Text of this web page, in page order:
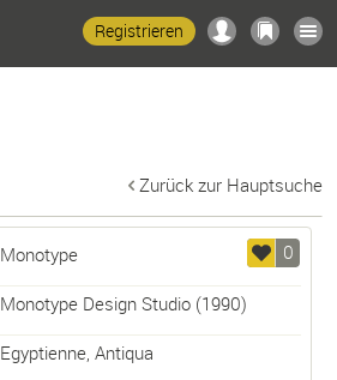
Registrieren
Zurück zur Hauptsuche
0
Monotype
Monotype Design Studio(1990)
Egyptienne, Antiqua